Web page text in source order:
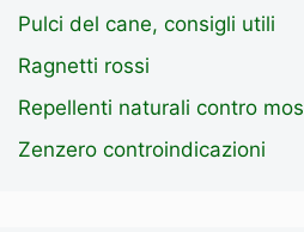
Pulci del cane, consigli utili
Ragnetti rossi
Repellenti naturali contro
Zenzero controindicazioni